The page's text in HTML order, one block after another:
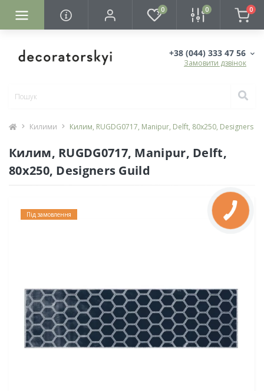
0 0 0
+38 (044) 333 47 56
Замовити дзвінок
Килими Килим, RUGDG0717, Manipur, Delft, 80х250, Designers
Килим, RUGDG0717, Manipur, Delft,
80х250, Designers Guild
Під замовлення